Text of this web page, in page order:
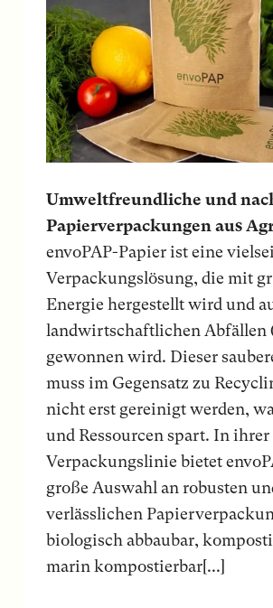
Umweltfreundliche und
Papierverpackungen aus
envoPAP-Papier ist eine
Verpackungslösung, die mit
Energie hergestellt wird und
landwirtschaftlichen Abfällen
gewonnen wird. Dieser
muss im Gegensatz zu
nicht erst gereinigt werden,
und Ressourcen spart. In
Verpackungslinie bietet
große Auswahl an robusten
verlässlichen
biologisch abbaubar,
marin kompostierbar[...]